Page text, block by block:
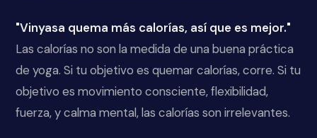
"Vinyasa quema más calorías, así que es mejor."
Las calorías no son la medida de una buena práctica
de yoga. Si tu objetivo es quemar calorías, corre. Si tu
objetivo es movimiento consciente, flexibilidad,
fuerza, y calma mental, las calorías son irrelevantes.